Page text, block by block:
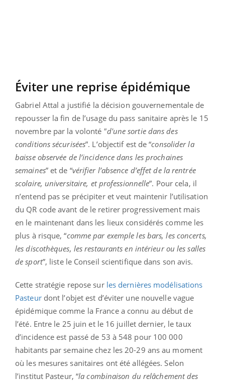
Éviter une reprise épidémique
Gabriel Attal a justifié la décision gouvernementale de
repousser la fin de l’usage du pass sanitaire après le 15
novembre par la volonté "d'une sortie dans des
conditions sécurisées”. L’objectif est de “consolider la
baisse observée de l’incidence dans les prochaines
semaines” et de “vérifier l’absence d’effet de la rentrée
scolaire, universitaire, et professionnelle”. Pour cela, il
n’entend pas se précipiter et veut maintenir l’utilisation
du QR code avant de le retirer progressivement mais
en le maintenant dans les lieux considérés comme les
plus à risque, “comme par exemple les bars, les concerts,
les discothèques, les restaurants en intérieur ou les salles
de sport”, liste le Conseil scientifique dans son avis.
Cette stratégie repose sur les dernières modélisations
Pasteurdont l’objet est d’éviter une nouvelle vague
épidémique comme la France a connu au début de
l’été. Entre le 25 juin et le 16 juillet dernier, le taux
d’incidence est passé de 53 à 548 pour 100 000
habitants par semaine chez les 20-29 ans au moment
où les mesures sanitaires ont été allégées. Selon
l’institut Pasteur, “la combinaison du relâchement des